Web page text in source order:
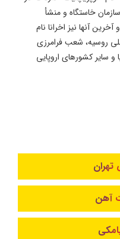
خاستگاه و منشأ
آنها نیز اخرانا نام
روسیه، شعب فرامرزی
و سایر کشورهای اروپایی
تهران
آهن